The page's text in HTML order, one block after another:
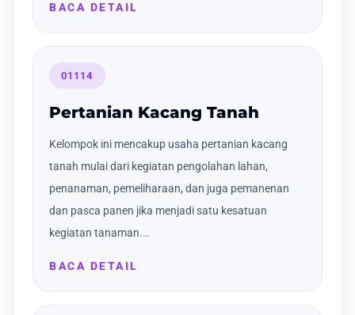
BACA DETAIL
01114
Pertanian Kacang Tanah
Kelompok ini mencakup usaha pertanian kacang
tanah mulai dari kegiatan pengolahan lahan,
penanaman, pemeliharaan, dan juga pemanenan
dan pasca panen jika menjadi satu kesatuan
kegiatan tanaman...
BACA DETAIL